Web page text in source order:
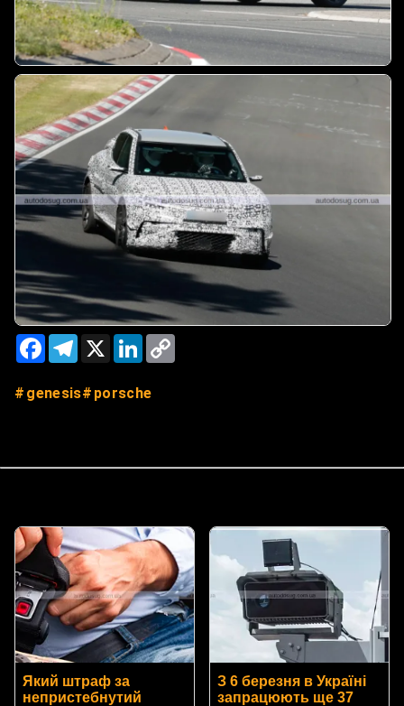
FacebookTelegram
X LinkedIn
genesis porsche
Який штраф за
непристебнутий
З 6 березня в Україні
запрацюють ще 37